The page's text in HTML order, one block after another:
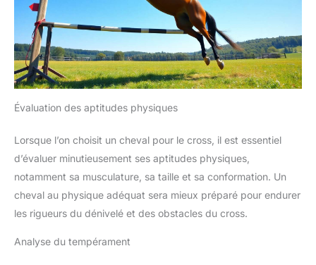
Évaluation des aptitudes physiques
Lorsque l’on choisit un cheval pour le cross, il est essentiel
d’évaluer minutieusement ses aptitudes physiques,
notamment sa musculature, sa taille et sa conformation. Un
cheval au physique adéquat sera mieux préparé pour endurer
les rigueurs du dénivelé et des obstacles du cross.
Analyse du tempérament